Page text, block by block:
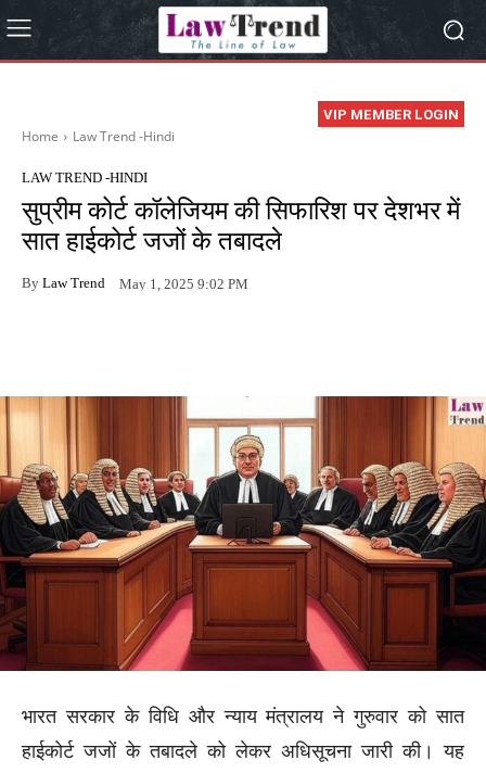
VIP MEMBER LOGIN
Home Law Trend -Hindi
LAW TREND -HINDI
सुप्रीम कोर्ट कॉलेजियम की सिफारिश पर देशभर में
सात हाईकोर्ट जजों के तबादले
By Law Trend May 1, 2025 9:02 PM
भारत सरकार के विधि और न्याय मंत्रालय ने गुरुवार को सात
हाईकोर्ट जजों के तबादले को लेकर अधिसूचना जारी की। यह